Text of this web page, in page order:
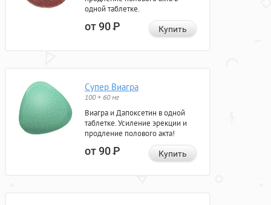
одной таблетке.
от 90Р Купить
Супер Виагра
100 + 60 мг
Виагра и Дапоксетин в одной
таблетке. Усиление эрекции и
продление полового акта!
от 90Р Купить